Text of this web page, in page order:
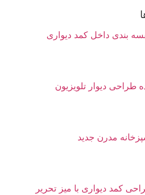
بندی داخل کمد دیواری
طراحی دیوار تلویزیون
مدرن جدید
کمد دیواری با میز تحریر